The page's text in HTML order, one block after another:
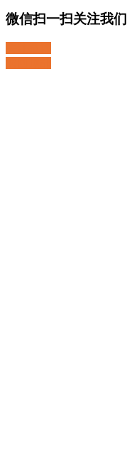
微信扫一扫关注我们